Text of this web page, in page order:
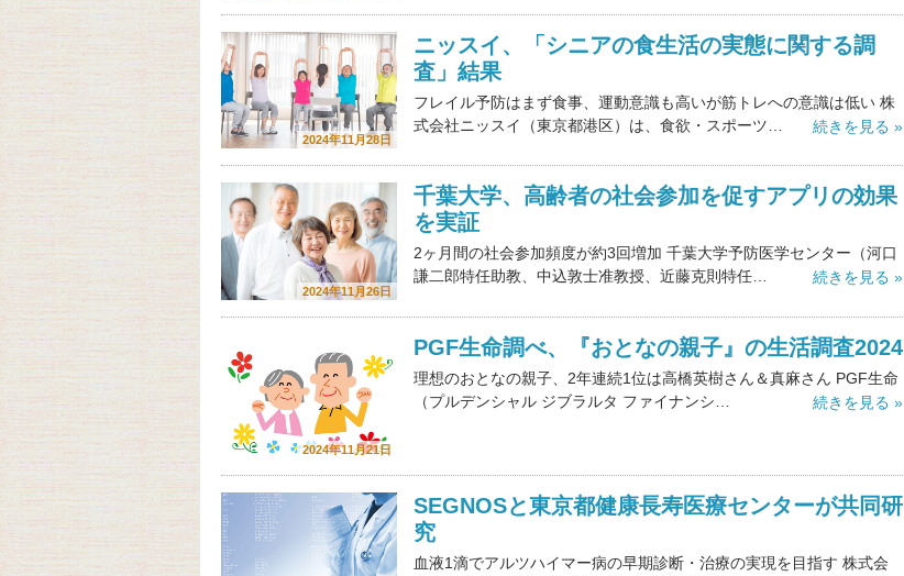
2024年11月28日
ニッスイ、「シニアの食生活の実態に関する調
査」結果
フレイル予防はまず食事、運動意識も高いが筋トレへの意識は低い 株
式会社ニッスイ（東京都港区）は、食欲・スポーツ…
続きを見る »
2024年11月26日
千葉大学、高齢者の社会参加を促すアプリの効果
を実証
2ヶ月間の社会参加頻度が約3回増加 千葉大学予防医学センター（河口
謙二郎特任助教、中込敦士准教授、近藤克則特任…
続きを見る »
2024年11月21日
PGF生命調べ、『おとなの親子』の生活調査2024
理想のおとなの親子、2年連続1位は高橋英樹さん＆真麻さん PGF生命
（プルデンシャル ジブラルタ ファイナンシ…
続きを見る »
SEGNOSと東京都健康長寿医療センターが共同研
究
血液1滴でアルツハイマー病の早期診断・治療の実現を目指す 株式会